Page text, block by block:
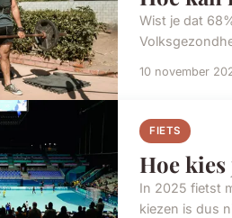
Wist je dat
10 november
FIETS
Hoe
In 2025 fietst
kiezen is dus